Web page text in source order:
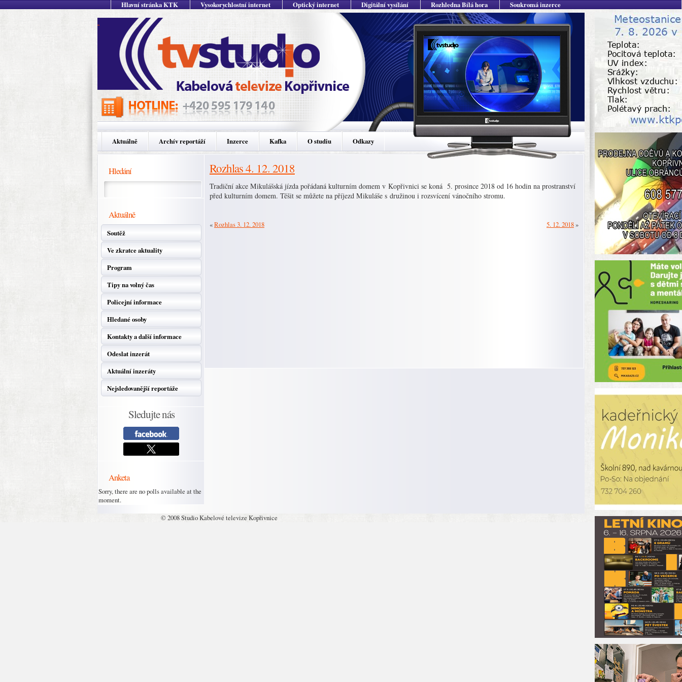
Hlavní stránka KTK Vysokorychlostní internet Optický internet Digitální vysílání Rozhledna Bílá hora Soukromá inzerce
Aktuálně Archív reportáží Inzerce Kafka O studiu Odkazy
Hledání
Aktuálně
Soutěž
Ve zkratce aktuality
Program
Tipy na volný čas
Policejní informace
Hledané osoby
Kontakty a další informace
Odeslat inzerát
Aktuální inzeráty
Nejsledovanější reportáže
Sledujte nás
Anketa
Sorry, there are no polls available at the
moment.
Rozhlas 4. 12. 2018
Tradiční akce Mikulášská jízda pořádaná kulturním domem v Kopřivnici se koná 5. prosince 2018 od 16 hodin na prostranství
před kulturním domem. Těšit se můžete na příjezd Mikuláše s družinou i rozsvícení vánočního stromu.
«Rozhlas 3. 12. 2018 5. 12. 2018»
© 2008 Studio Kabelové televize Kopřivnice